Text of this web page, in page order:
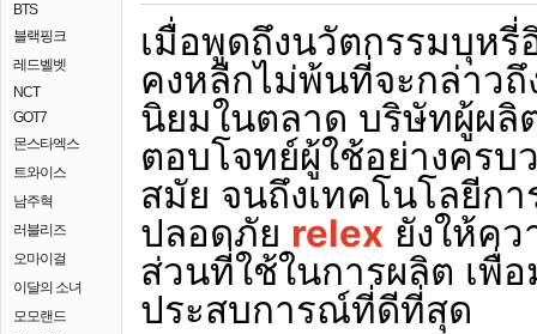
BTS
블랙핑크
레드벨벳
NCT
GOT7
몬스타엑스
트와이스
남주혁
러블리즈
오마이걸
이달의 소녀
모모랜드
เมื่อพูดถึงนวัตกรรมบุห
คงหลีกไม่พ้นที่จะกล่าวถึ
นิยมในตลาด บริษัทผู้ผ
ตอบโจทย์ผู้ใช้อย่างคร
สมัย จนถึงเทคโนโลยีก
ปลอดภัย relex ยังให้ค
ส่วนที่ใช้ในการผลิต เพื่
ประสบการณ์ที่ดีที่สุด